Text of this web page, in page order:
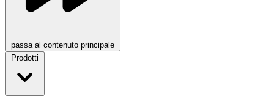
passa al contenuto principale
Prodotti